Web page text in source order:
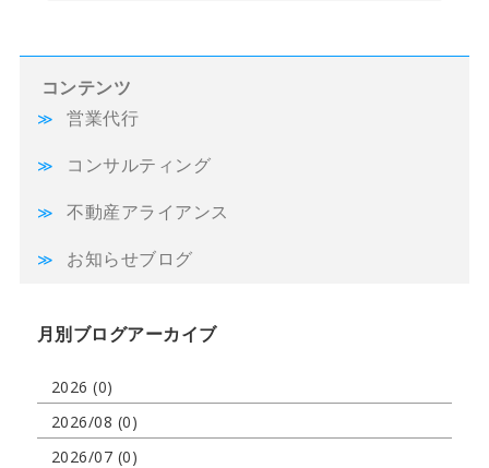
コンテンツ
営業代行
コンサルティング
不動産アライアンス
お知らせブログ
月別ブログアーカイブ
2026 (0)
2026/08 (0)
2026/07 (0)